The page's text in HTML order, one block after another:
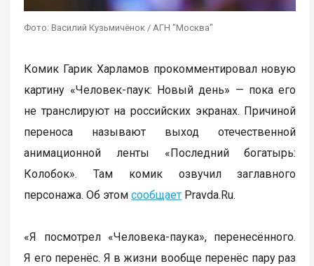
Фото: Василий Кузьмичёнок / АГН "Москва"
Комик Гарик Харламов прокомментировал новую
картину «Человек-паук: Новый день» — пока его
не транслируют на российских экранах. Причиной
переноса называют выход отечественной
анимационной ленты «Последний богатырь:
Колобок». Там комик озвучил заглавного
персонажа. Об этомсообщает Pravda.Ru.
«Я посмотрел «Человека-паука», перенесённого.
Я его перенёс. Я в жизни вообще перенёс пару раз